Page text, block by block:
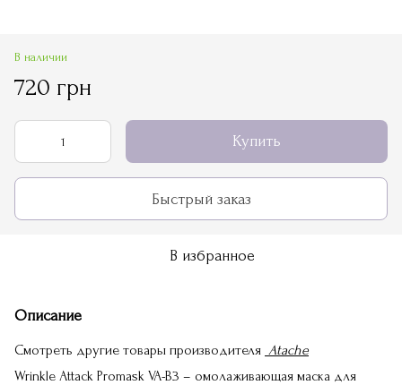
В наличии
720 грн
Купить
Быстрый заказ
В избранное
Описание
Смотреть другие товары производителя Atache
Wrinkle Attack Promask VA-B3 – омолаживающая маска для